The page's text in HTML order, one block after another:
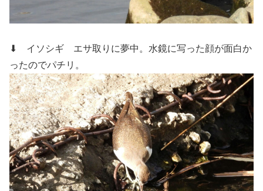
⬇ イソシギ エサ取りに夢中。水鏡に写った顔が面白か
ったのでパチリ。